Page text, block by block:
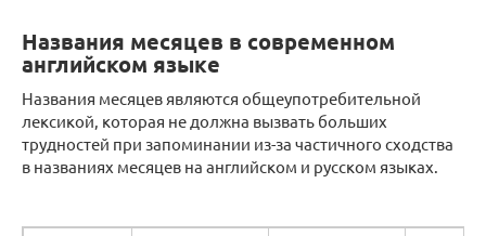
Названия месяцев в современном
английском языке
Названия месяцев являются общеупотребительной
лексикой, которая не должна вызвать больших
трудностей при запоминании из-за частичного сходства
в названиях месяцев на английском и русском языках.